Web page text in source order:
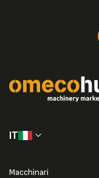
IT
Macchinari